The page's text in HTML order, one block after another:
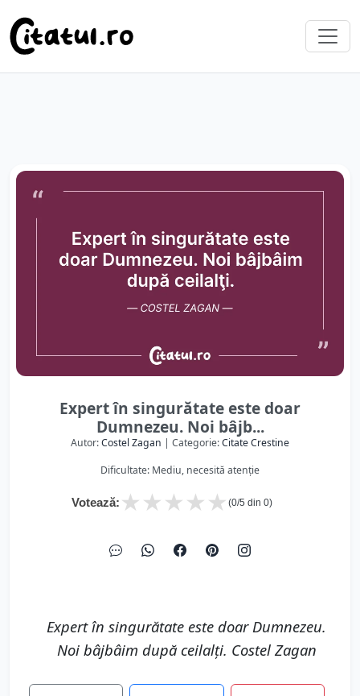
Expert în singurătate este doar
Dumnezeu. Noi bâjb...
Autor:Costel Zagan | Categorie:Citate Crestine
Dificultate: Mediu, necesită atenție
Votează: ★
★
★
★
★ (0/5 din 0)
Expert în singurătate este doar Dumnezeu.
Noi bâjbâim după ceilalţi. Costel Zagan